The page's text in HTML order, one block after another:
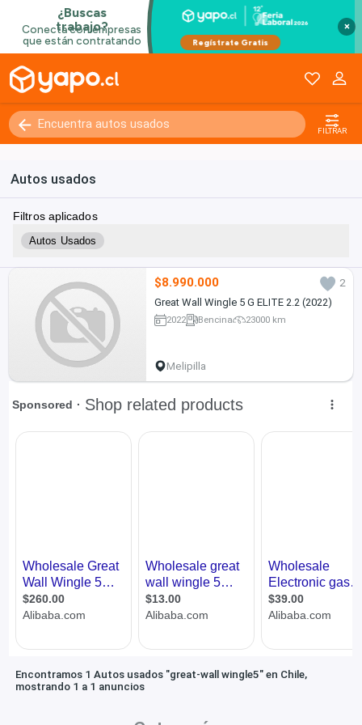
×
FILTRAR
Autos usados
Filtros aplicados
Autos Usados
$8.990.000
2
Great Wall Wingle 5 G ELITE 2.2 (2022)
2022 Bencina 23000 km
Melipilla
Encontramos 1 Autos usados "great-wall wingle5" en Chile,
mostrando 1 a 1 anuncios